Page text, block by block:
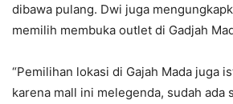
dibawa pulang. Dwi juga
memilih membuka outlet di Gadjah
“Pemilihan lokasi di Gajah Mada juga
karena mall ini melegenda, sudah ada